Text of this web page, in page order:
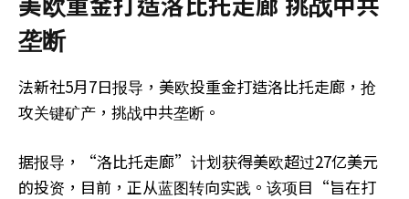
垄断
法新社5月7日报导，美欧投重金打造洛比托走廊，抢
攻关键矿产，挑战中共垄断。
据报导，“洛比托走廊”计划获得美欧超过27亿美元
的投资，目前，正从蓝图转向实践。该项目“旨在打